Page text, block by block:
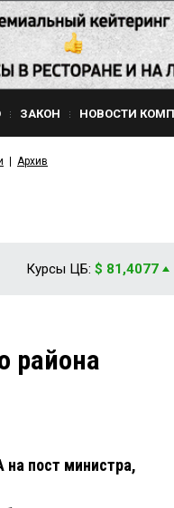
ЗАКОН НОВОСТИ
Архив
Курсы ЦБ: $ 81,4077
района
пост министра,